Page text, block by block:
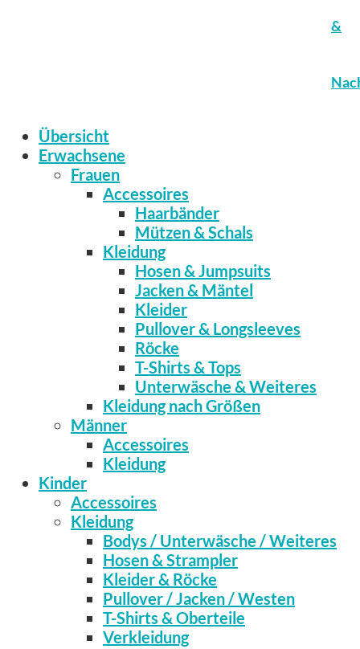
&
Übersicht
Erwachsene
Frauen
Accessoires
Haarbänder
Mützen & Schals
Kleidung
Hosen & Jumpsuits
Jacken & Mäntel
Kleider
Pullover & Longsleeves
Röcke
T-Shirts & Tops
Unterwäsche & Weiteres
Kleidung nach Größen
Männer
Accessoires
Kleidung
Kinder
Accessoires
Kleidung
Bodys / Unterwäsche / Weiteres
Hosen & Strampler
Kleider & Röcke
Pullover / Jacken / Westen
T-Shirts & Oberteile
Verkleidung